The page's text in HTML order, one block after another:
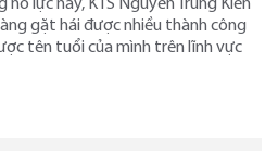
lực này, KTS Nguyễn Trung Kiên
gặt hái được nhiều thành công
tên tuổi của mình trên lĩnh vực